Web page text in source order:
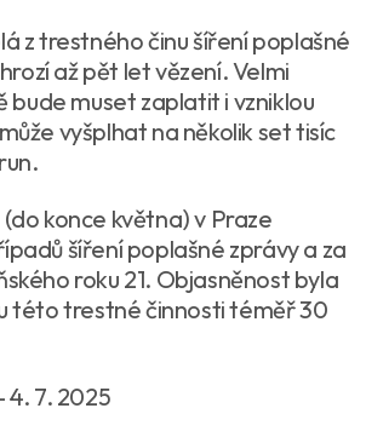
z trestného činu šíření poplašné
až pět let vězení. Velmi
muset zaplatit i vzniklou
vyšplhat na několik set tisíc
konce května) v Praze
šíření poplašné zprávy a za
roku 21. Objasněnost byla
této trestné činnosti téměř 30
4. 7. 2025